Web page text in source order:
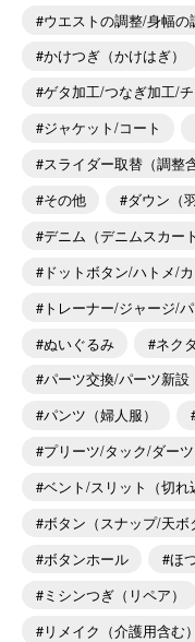
ウエストの調整/身幅の
かけつぎ（かけはぎ）
ゲタ加工/つなぎ加工/
ジャケット/コート
スライダー取替（調整
その他
ダウン（
デニム（デニムスカー
ドットボタン/ハトメ/
トレーナー/ジャージ/
ぬいぐるみ
ネク
パーツ交換/パーツ新設
パンツ（婦人服）
プリーツ/タック/ダーツ
ベント/スリット（切れ
ボタン（スナップ/天ボ
ボタンホール
ほ
ミシンつぎ（リペア）
リメイク（介護用含む）